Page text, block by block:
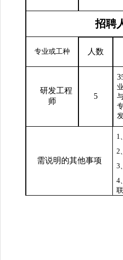
招聘
专业或工种 人数
研发工程
师
5
3
需说明的其他事项
1
2
3
4